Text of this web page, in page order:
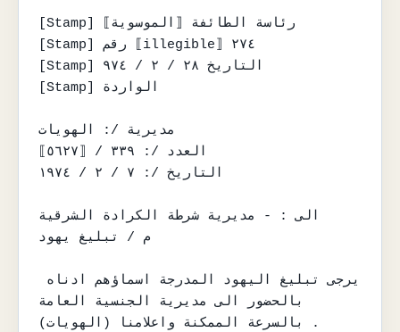
[Stamp] رئاسة الطائفة ⟦الموسوية⟧
[Stamp] رقم ⟦illegible⟧ ٢٧٤
[Stamp] التاريخ ٢٨ / ٢ / ٩٧٤
[Stamp] الواردة
مديرية /: الهويات
العدد /: ٣٣٩ / ⟦٥٦٢٧⟧
التاريخ /: ٧ / ٢ / ١٩٧٤
الى : - مديرية شرطة الكرادة الشرقية
م / تبليغ يهود
بالحضور الى مديرية الجنسية العامة
(الهويات) بالسرعة الممكنة واعلامنا .